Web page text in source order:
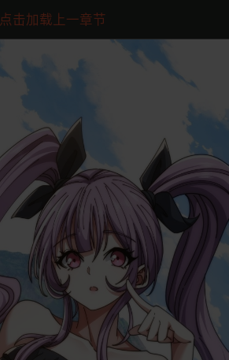
点击加载上一章节